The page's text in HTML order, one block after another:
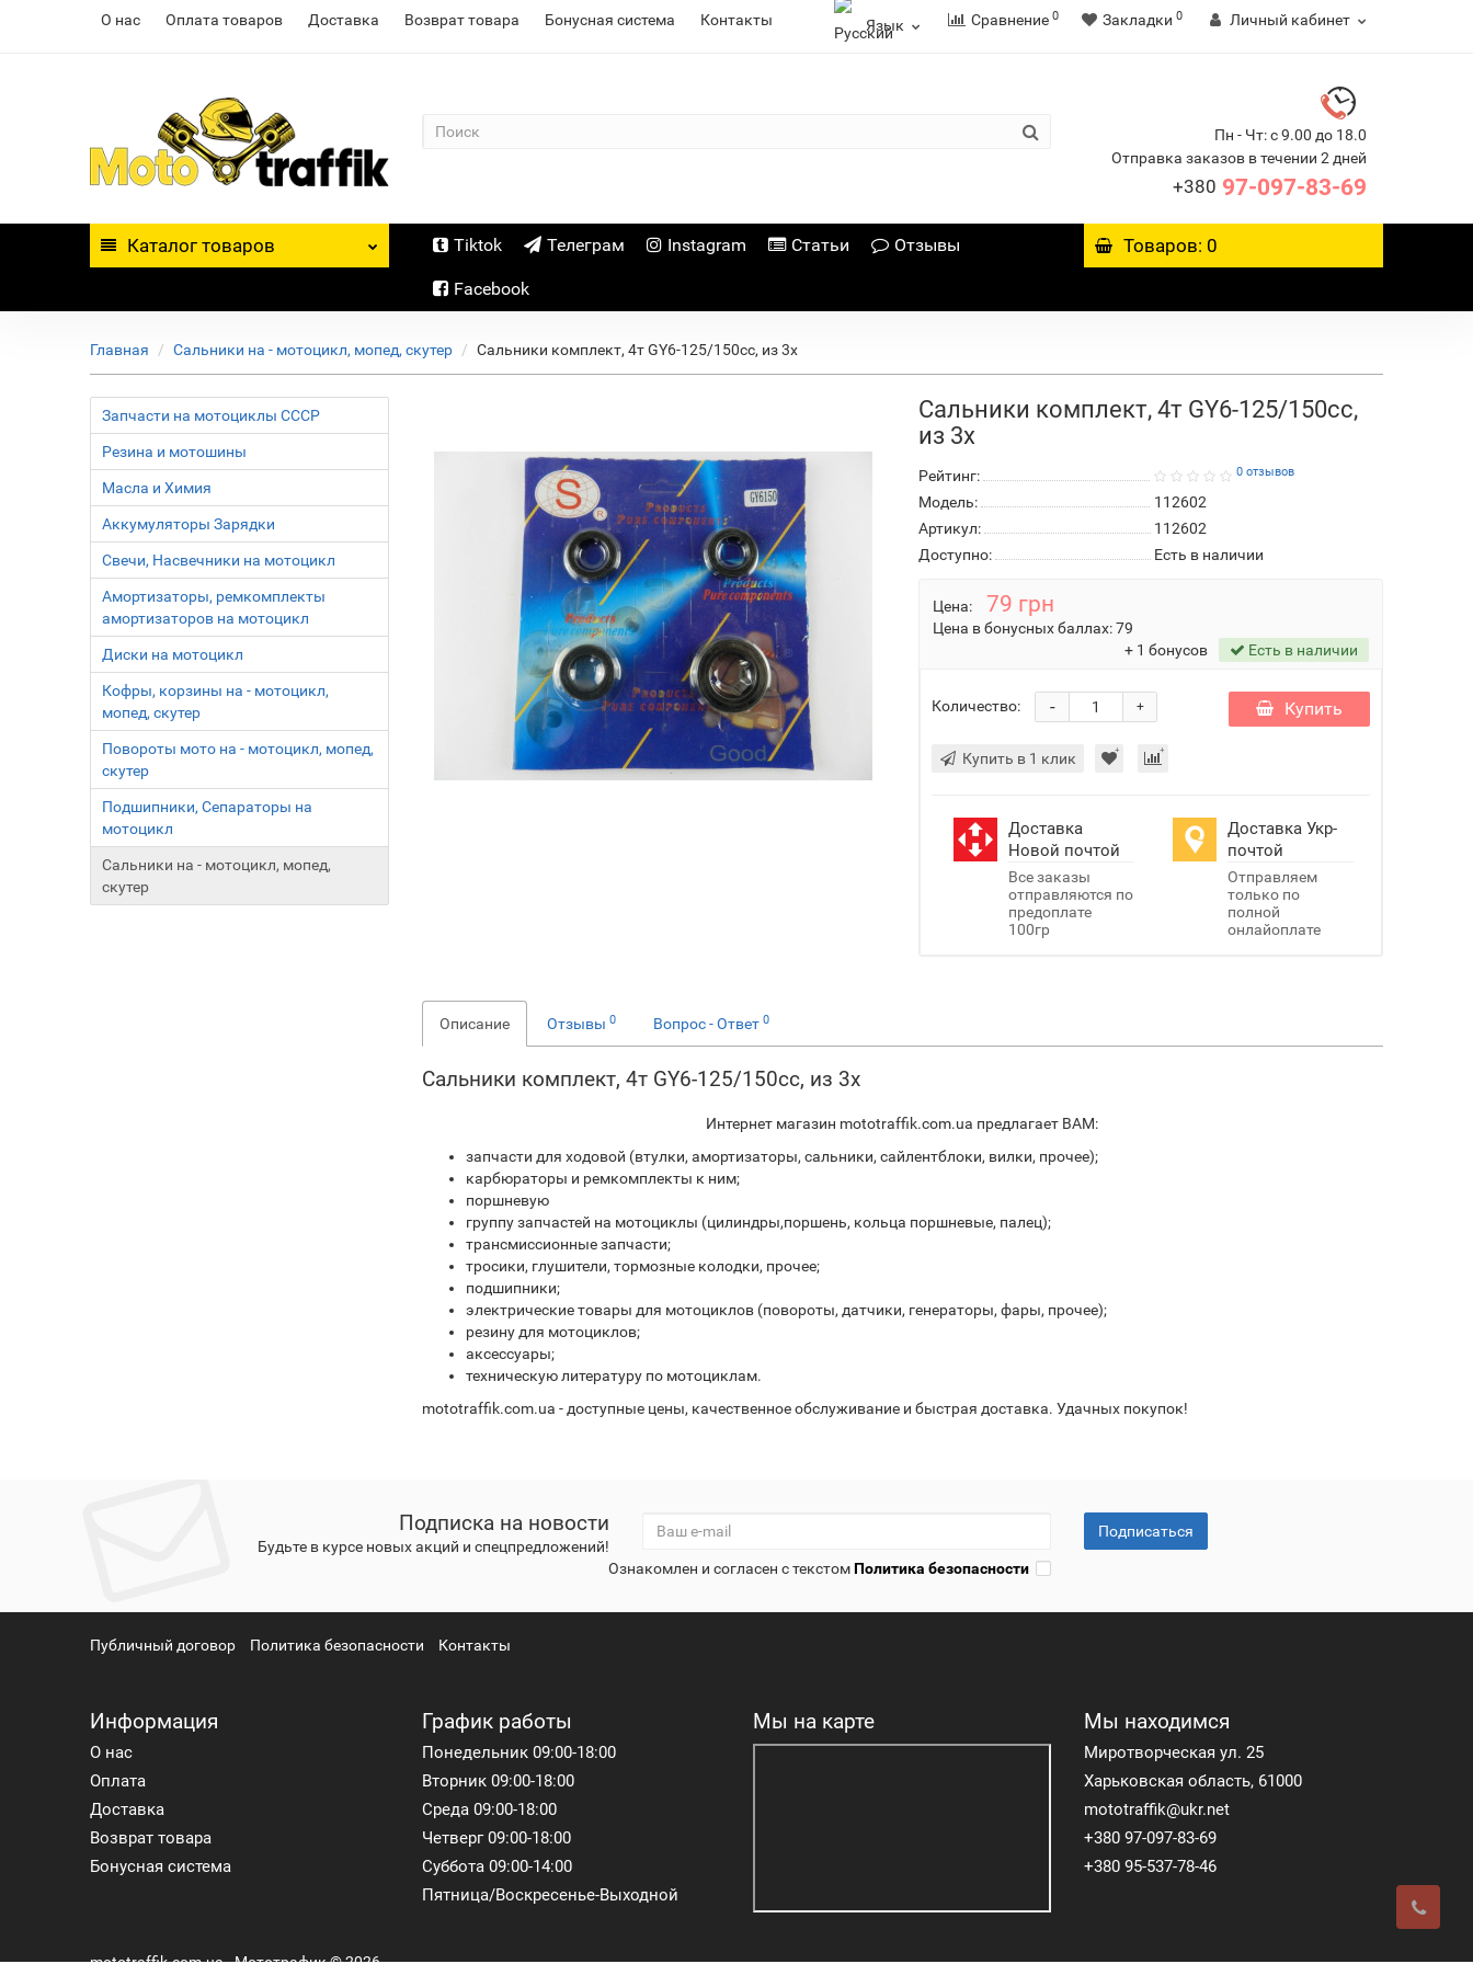
О нас Оплата товаров Доставка Возврат товара Бонусная система Контакты Язык Сравнение 0 Закладки 0 Личный кабинет
Пн - Чт: с 9.00 до 18.0
Отправка заказов в течении 2 дней
+380 97-097-83-69
Каталог товаров Tiktok Телеграм Instagram Статьи Отзывы
Facebook
Товаров: 0
Главная Сальники на - мотоцикл, мопед, скутер Сальники комплект, 4т GY6-125/150сс, из 3х
Запчасти на мотоциклы СССР
Резина и мотошины
Масла и Химия
Аккумуляторы Зарядки
Свечи, Насвечники на мотоцикл
Амортизаторы, ремкомплекты
амортизаторов на мотоцикл
Диски на мотоцикл
Кофры, корзины на - мотоцикл,
мопед, скутер
Повороты мото на - мотоцикл, мопед,
скутер
Подшипники, Сепараторы на
мотоцикл
Сальники на - мотоцикл, мопед,
скутер
Сальники комплект, 4т GY6-125/150сс,
из 3х
Рейтинг: 0 отзывов
Модель:
112602
Артикул:
112602
Доступно:
Есть в наличии
Цена: 79 грн
Цена в бонусных баллах:79
+ 1 бонусов
Есть в наличии
Количество: +
- Купить
Купить в 1 клик
Доставка
Новой почтой
Все заказы
отправляются по
предоплате
100гр
Доставка Укр-
почтой
Отправляем
только по
полной
онлайоплате
Описание Отзывы 0 Вопрос - Ответ 0
Сальники комплект, 4т GY6-125/150сс, из 3х
Интернет магазин mototraffik.com.ua предлагает ВАМ:
запчасти для ходовой (втулки, амортизаторы, сальники, сайлентблоки, вилки, прочее);
карбюраторы и ремкомплекты к ним;
поршневую
группу запчастей на мотоциклы (цилиндры,поршень, кольца поршневые, палец);
трансмиссионные запчасти;
тросики, глушители, тормозные колодки, прочее;
подшипники;
электрические товары для мотоциклов (повороты, датчики, генераторы, фары, прочее);
резину для мотоциклов;
аксессуары;
техническую литературу по мотоциклам.
mototraffik.com.ua - доступные цены, качественное обслуживание и быстрая доставка. Удачных покупок!
Подписка на новости
Будьте в курсе новых акций и спецпредложений!
Подписаться
Ознакомлен и согласен с текстомПолитика безопасности
Публичный договор Политика безопасности Контакты
Информация
О нас
Оплата
Доставка
Возврат товара
Бонусная система
График работы
Понедельник 09:00-18:00
Вторник 09:00-18:00
Среда 09:00-18:00
Четверг 09:00-18:00
Суббота 09:00-14:00
Пятница/Воскресенье-Выходной
Мы на карте Мы находимся
Миротворческая ул. 25
Харьковская область, 61000
mototraffik@ukr.net
+380 97-097-83-69
+380 95-537-78-46